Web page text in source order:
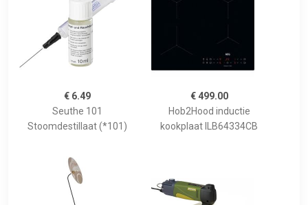
€ 6.49
Seuthe 101
Stoomdestillaat (*101)
€ 499.00
Hob2Hood inductie
kookplaat ILB64334CB